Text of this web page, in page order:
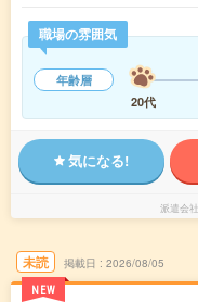
職場の雰囲気
年齢層
20代
気になる!
派遣会社
未読
NEW
掲載日 2026/08/05